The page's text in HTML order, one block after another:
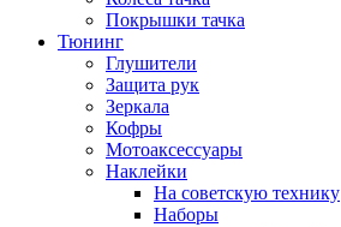
Покрышки тачка
Тюнинг
Глушители
Защита рук
Зеркала
Кофры
Мотоаксессуары
Наклейки
На советскую технику
Наборы